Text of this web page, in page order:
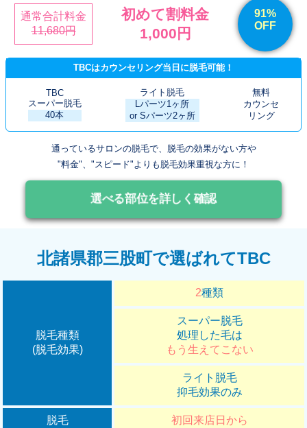
通常合計料金
11,680円
初めて割料金
1,000円
91%
OFF
TBCはカウンセリング当日に脱毛可能！
TBC
スーパー脱毛
40本
ライト脱毛
Lパーツ1ヶ所
or Sパーツ2ヶ所
無料
カウンセ
リング
通っているサロンの脱毛で、脱毛の効果がない方や
"料金"、"スピード"よりも脱毛効果重視な方に！
選べる部位を詳しく確認
北諸県郡三股町で選ばれてTBC
脱毛種類
(脱毛効果)
2種類
スーパー脱毛
処理した毛は
もう生えてこない
ライト脱毛
抑毛効果のみ
脱毛 初回来店日から